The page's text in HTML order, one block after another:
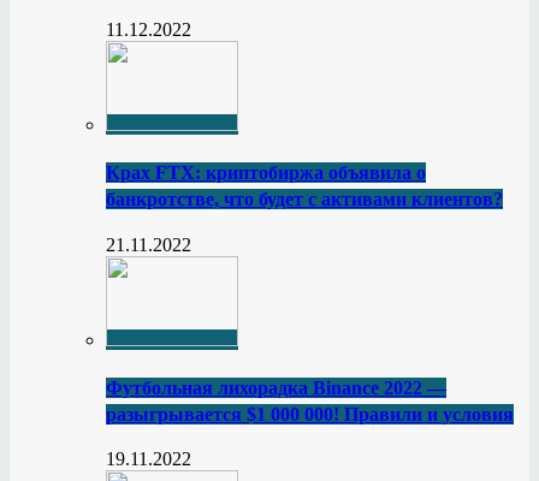
11.12.2022
Крах FTX: криптобиржа объявила о
банкротстве, что будет с активами клиентов?
21.11.2022
Футбольная лихорадка Binance 2022 —
разыгрывается $1 000 000! Правили и условия
19.11.2022